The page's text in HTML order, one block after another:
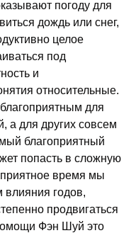
погоду для
дождь или снег,
целое
под
и
относительные.
для
а для других совсем
благоприятный
попасть в сложную
время мы
годов,
продвигаться
Фэн Шуй это